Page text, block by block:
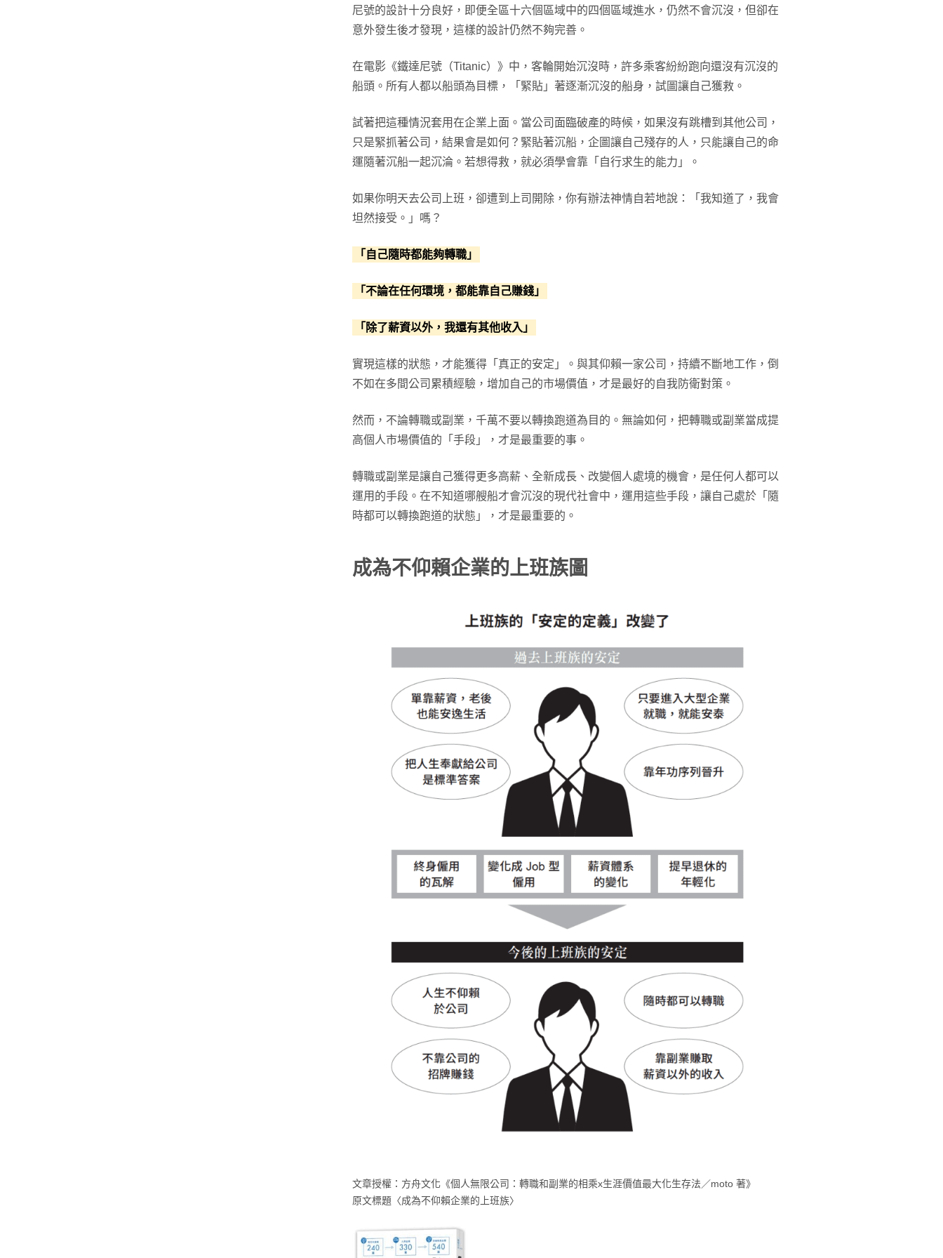
尼號的設計十分良好，即便全區十六個區域中的四個區域進水，仍然不會沉沒，但卻在
意外發生後才發現，這樣的設計仍然不夠完善。
在電影《鐵達尼號（Titanic）》中，客輪開始沉沒時，許多乘客紛紛跑向還沒有沉沒的
船頭。所有人都以船頭為目標，「緊貼」著逐漸沉沒的船身，試圖讓自己獲救。
試著把這種情況套用在企業上面。當公司面臨破產的時候，如果沒有跳槽到其他公司，
只是緊抓著公司，結果會是如何？緊貼著沉船，企圖讓自己殘存的人，只能讓自己的命
運隨著沉船一起沉淪。若想得救，就必須學會靠「自行求生的能力」。
如果你明天去公司上班，卻遭到上司開除，你有辦法神情自若地說：「我知道了，我會
坦然接受。」嗎？
「自己隨時都能夠轉職」
「不論在任何環境，都能靠自己賺錢」
「除了薪資以外，我還有其他收入」
實現這樣的狀態，才能獲得「真正的安定」。與其仰賴一家公司，持續不斷地工作，倒
不如在多間公司累積經驗，增加自己的市場價值，才是最好的自我防衛對策。
然而，不論轉職或副業，千萬不要以轉換跑道為目的。無論如何，把轉職或副業當成提
高個人市場價值的「手段」，才是最重要的事。
轉職或副業是讓自己獲得更多高薪、全新成長、改變個人處境的機會，是任何人都可以
運用的手段。在不知道哪艘船才會沉沒的現代社會中，運用這些手段，讓自己處於「隨
時都可以轉換跑道的狀態」，才是最重要的。
成為不仰賴企業的上班族圖
文章授權：方舟文化《個人無限公司：轉職和副業的相乘x生涯價值最大化生存法／moto 著》
原文標題〈成為不仰賴企業的上班族〉